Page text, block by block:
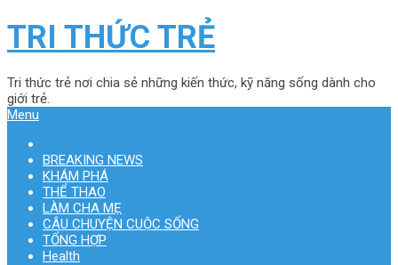
TRI THỨC TRẺ
Tri thức trẻ nơi chia sẻ những kiến thức, kỹ năng sống dành cho
giới trẻ.
Menu
BREAKING NEWS
KHÁM PHÁ
THỂ THAO
LÀM CHA MẸ
CÂU CHUYỆN CUỘC SỐNG
TỔNG HỢP
Health